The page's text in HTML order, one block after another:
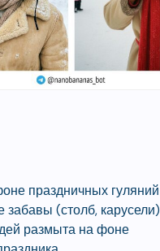
праздничных гуляний
(столб, карусели)
размыта на фоне